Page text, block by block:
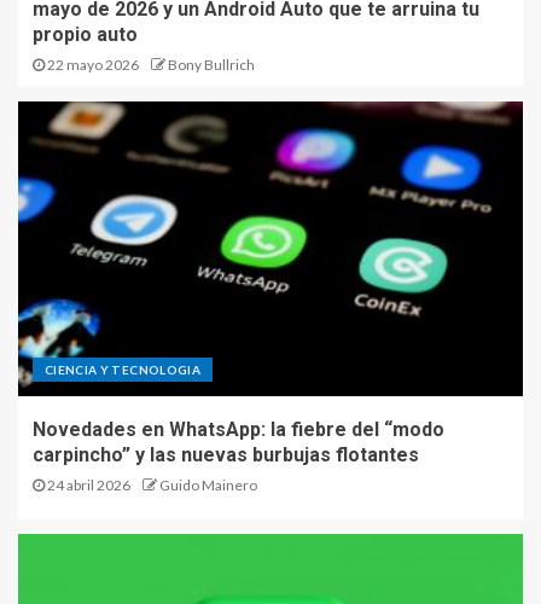
mayo de 2026 y un Android Auto que te arruina tu
propio auto
22 mayo 2026 Bony Bullrich
CIENCIA Y TECNOLOGIA
Novedades en WhatsApp: la fiebre del “modo
carpincho” y las nuevas burbujas flotantes
24 abril 2026 Guido Mainero